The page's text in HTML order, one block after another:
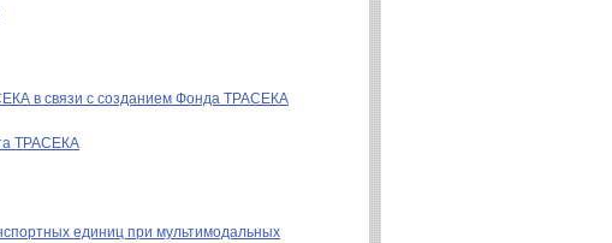
в связи с созданием Фонда ТРАСЕКА
ТРАСЕКА
единиц при мультимодальных